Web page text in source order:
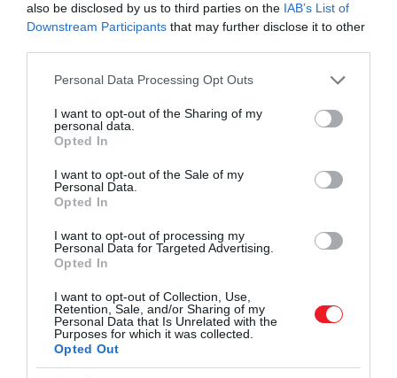
also be disclosed by us to third parties on the IAB’s List of
Downstream Participants that may further disclose it to other
Please note that this website/app uses one or more Google
not limited to your visit or usage behaviour. You may click to
grant or deny consent to Google and its third-party tags to
use your data for below specified purposes in below Google
consent section.
Personal Data Processing Opt Outs
I want to opt-out of the Sharing of my
personal data.
Opted In
I want to opt-out of the Sale of my
Personal Data.
Opted In
I want to opt-out of processing my
Personal Data for Targeted Advertising.
Opted In
I want to opt-out of Collection, Use,
Retention, Sale, and/or Sharing of my
Personal Data that Is Unrelated with the
Purposes for which it was collected.
Opted Out
A portál emlékeztet, hogy bár a vasúti közlekedést
sokan azért választják, mert jóval környezetbarátabb,
mint a repülés,ez az útvonal nem kifejezetten a
karbonsemlegességet szem előtt tartó utazóknak
Sziklás-hegységenkeresztül vezet az út. A
ezután Európába repülnek, ahol
VeronábaésVelencébe, majd Párizsba
után pedig Bukarest, majd a vonat Isztambul felé
az irányt, ahol véget ér az út európai szakasza.